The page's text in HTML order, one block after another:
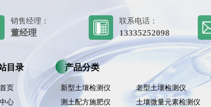
销售经理：
董经理
联系电话：
13335252098
目录
页
心
产品分类
新型土壤检测仪 老型土壤检测仪
测土配方施肥仪
土壤微量元素检测仪